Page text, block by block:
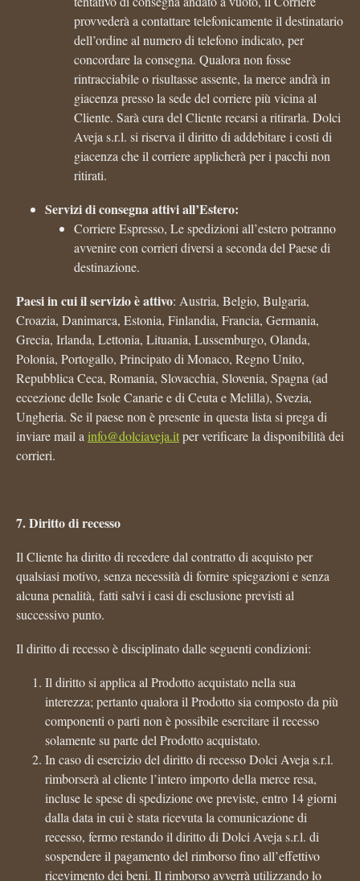
provvederà a contattare telefonicamente il destinatario
dell’ordine al numero di telefono indicato, per
concordare la consegna. Qualora non fosse
rintracciabile o risultasse assente, la merce andrà in
giacenza presso la sede del corriere più vicina al
Cliente. Sarà cura del Cliente recarsi a ritirarla. Dolci
Aveja s.r.l. si riserva il diritto di addebitare i costi di
giacenza che il corriere applicherà per i pacchi non
ritirati.
Servizi di consegna attivi all’Estero:
Corriere Espresso, Le spedizioni all’estero potranno
avvenire con corrieri diversi a seconda del Paese di
destinazione.
Paesi in cui il servizio è attivo: Austria, Belgio, Bulgaria,
Croazia, Danimarca, Estonia, Finlandia, Francia, Germania,
Grecia, Irlanda, Lettonia, Lituania, Lussemburgo, Olanda,
Polonia, Portogallo, Principato di Monaco, Regno Unito,
Repubblica Ceca, Romania, Slovacchia, Slovenia, Spagna (ad
eccezione delle Isole Canarie e di Ceuta e Melilla), Svezia,
Ungheria. Se il paese non è presente in questa lista si prega di
inviare mail ainfo@dolciaveja.itper verificare la disponibilità dei
corrieri.
7. Diritto di recesso
Il Cliente ha diritto di recedere dal contratto di acquisto per
qualsiasi motivo, senza necessità di fornire spiegazioni e senza
alcuna penalità, fatti salvi i casi di esclusione previsti al
successivo punto.
Il diritto di recesso è disciplinato dalle seguenti condizioni:
Il diritto si applica al Prodotto acquistato nella sua
interezza; pertanto qualora il Prodotto sia composto da più
componenti o parti non è possibile esercitare il recesso
solamente su parte del Prodotto acquistato.
In caso di esercizio del diritto di recesso Dolci Aveja s.r.l.
rimborserà al cliente l’intero importo della merce resa,
incluse le spese di spedizione ove previste, entro 14 giorni
dalla data in cui è stata ricevuta la comunicazione di
recesso, fermo restando il diritto di Dolci Aveja s.r.l. di
sospendere il pagamento del rimborso fino all’effettivo
ricevimento dei beni. Il rimborso avverrà utilizzando lo